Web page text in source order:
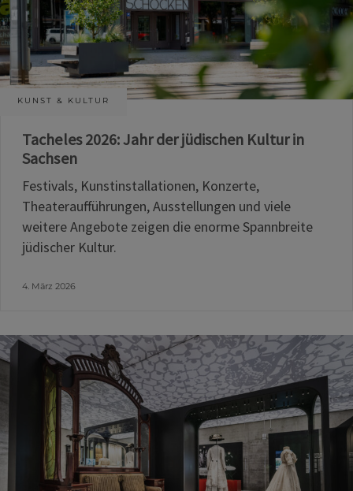
KUNST & KULTUR
Tacheles 2026: Jahr der jüdischen Kultur in
Sachsen
Festivals, Kunstinstallationen, Konzerte,
Theateraufführungen, Ausstellungen und viele
weitere Angebote zeigen die enorme Spannbreite
jüdischer Kultur.
4. März 2026